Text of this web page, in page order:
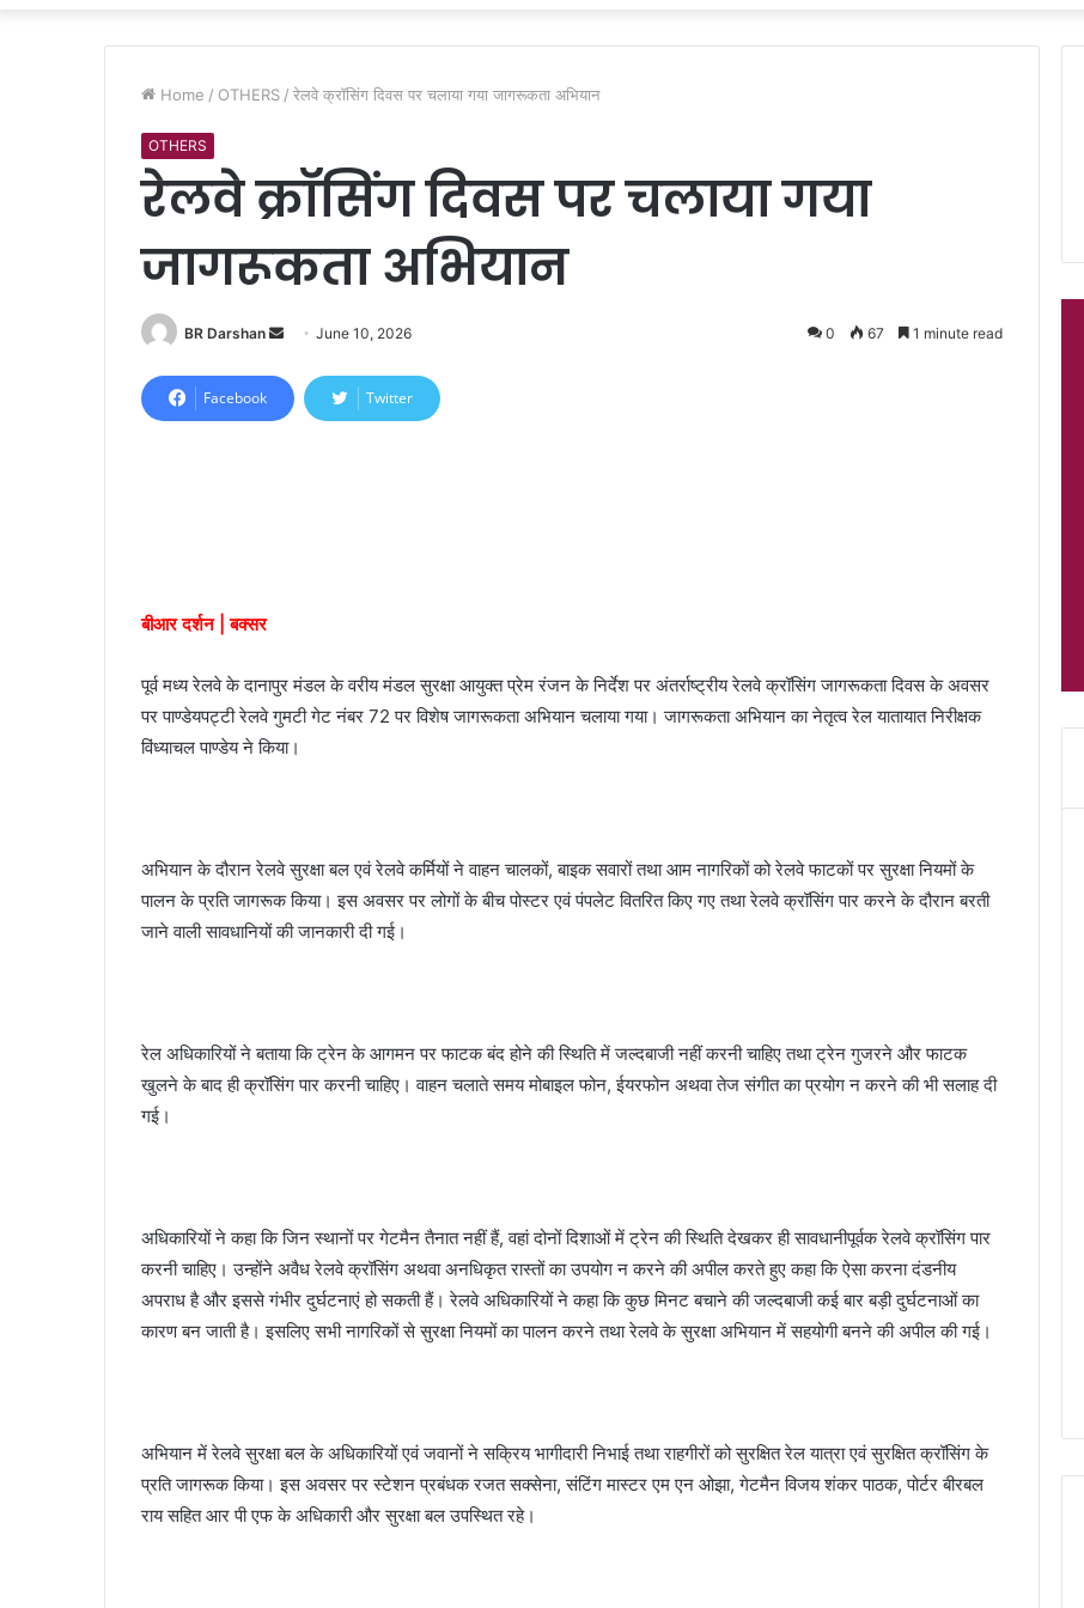
Home / OTHERS / रेलवे क्रॉसिंग दिवस पर चलाया गया जागरूकता अभियान
OTHERS
रेलवे क्रॉसिंग दिवस पर चलाया गया
जागरूकता अभियान
BR Darshan
n
d
June 10, 2026 0 67 1 minute read
Facebook Twitter
बीआर दर्शन | बक्सर
पूर्व मध्य रेलवे के दानापुर मंडल के वरीय मंडल सुरक्षा आयुक्त प्रेम रंजन के निर्देश पर अंतर्राष्ट्रीय रेलवे क्रॉसिंग जागरूकता दिवस के अवसर
पर पाण्डेयपट्टी रेलवे गुमटी गेट नंबर 72 पर विशेष जागरूकता अभियान चलाया गया। जागरूकता अभियान का नेतृत्व रेल यातायात निरीक्षक
विंध्याचल पाण्डेय ने किया।
अभियान के दौरान रेलवे सुरक्षा बल एवं रेलवे कर्मियों ने वाहन चालकों, बाइक सवारों तथा आम नागरिकों को रेलवे फाटकों पर सुरक्षा नियमों के
पालन के प्रति जागरूक किया। इस अवसर पर लोगों के बीच पोस्टर एवं पंपलेट वितरित किए गए तथा रेलवे क्रॉसिंग पार करने के दौरान बरती
जाने वाली सावधानियों की जानकारी दी गई।
रेल अधिकारियों ने बताया कि ट्रेन के आगमन पर फाटक बंद होने की स्थिति में जल्दबाजी नहीं करनी चाहिए तथा ट्रेन गुजरने और फाटक
खुलने के बाद ही क्रॉसिंग पार करनी चाहिए। वाहन चलाते समय मोबाइल फोन, ईयरफोन अथवा तेज संगीत का प्रयोग न करने की भी सलाह दी
गई।
अधिकारियों ने कहा कि जिन स्थानों पर गेटमैन तैनात नहीं हैं, वहां दोनों दिशाओं में ट्रेन की स्थिति देखकर ही सावधानीपूर्वक रेलवे क्रॉसिंग पार
करनी चाहिए। उन्होंने अवैध रेलवे क्रॉसिंग अथवा अनधिकृत रास्तों का उपयोग न करने की अपील करते हुए कहा कि ऐसा करना दंडनीय
अपराध है और इससे गंभीर दुर्घटनाएं हो सकती हैं। रेलवे अधिकारियों ने कहा कि कुछ मिनट बचाने की जल्दबाजी कई बार बड़ी दुर्घटनाओं का
कारण बन जाती है। इसलिए सभी नागरिकों से सुरक्षा नियमों का पालन करने तथा रेलवे के सुरक्षा अभियान में सहयोगी बनने की अपील की गई।
अभियान में रेलवे सुरक्षा बल के अधिकारियों एवं जवानों ने सक्रिय भागीदारी निभाई तथा राहगीरों को सुरक्षित रेल यात्रा एवं सुरक्षित क्रॉसिंग के
प्रति जागरूक किया। इस अवसर पर स्टेशन प्रबंधक रजत सक्सेना, संटिंग मास्टर एम एन ओझा, गेटमैन विजय शंकर पाठक, पोर्टर बीरबल
राय सहित आर पी एफ के अधिकारी और सुरक्षा बल उपस्थित रहे।